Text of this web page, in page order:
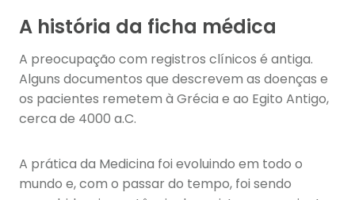
A história da ficha médica
A preocupação com registros clínicos é antiga.
Alguns documentos que descrevem as doenças e
os pacientes remetem à Grécia e ao Egito Antigo,
cerca de 4000 a.C.
A prática da Medicina foi evoluindo em todo o
mundo e, com o passar do tempo, foi sendo